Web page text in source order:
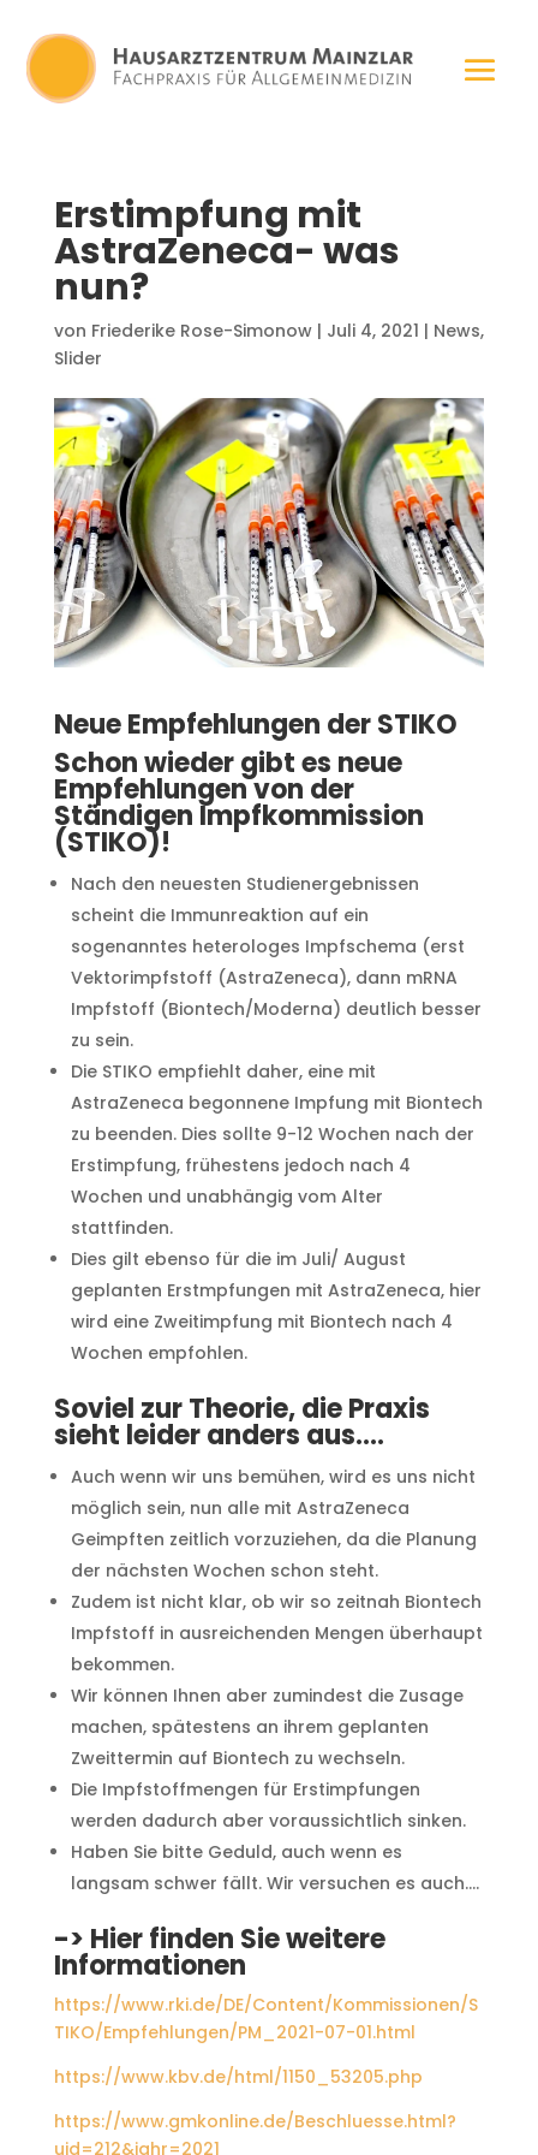
Erstimpfung mit
AstraZeneca- was
nun?
von Friederike Rose-Simonow| Juli 4, 2021 | News,
Slider
Neue Empfehlungen der STIKO
Schon wieder gibt es neue
Empfehlungen von der
Ständigen Impfkommission
(STIKO)!
Nach den neuesten Studienergebnissen
scheint die Immunreaktion auf ein
sogenanntes heterologes Impfschema (erst
Vektorimpfstoff (AstraZeneca), dann mRNA
Impfstoff (Biontech/Moderna) deutlich besser
zu sein.
Die STIKO empfiehlt daher, eine mit
AstraZeneca begonnene Impfung mit Biontech
zu beenden. Dies sollte 9-12 Wochen nach der
Erstimpfung, frühestens jedoch nach 4
Wochen und unabhängig vom Alter
stattfinden.
Dies gilt ebenso für die im Juli/ August
geplanten Erstmpfungen mit AstraZeneca, hier
wird eine Zweitimpfung mit Biontech nach 4
Wochen empfohlen.
Soviel zur Theorie, die Praxis
sieht leider anders aus….
Auch wenn wir uns bemühen, wird es uns nicht
möglich sein, nun alle mit AstraZeneca
Geimpften zeitlich vorzuziehen, da die Planung
der nächsten Wochen schon steht.
Zudem ist nicht klar, ob wir so zeitnah Biontech
Impfstoff in ausreichenden Mengen überhaupt
bekommen.
Wir können Ihnen aber zumindest die Zusage
machen, spätestens an ihrem geplanten
Zweittermin auf Biontech zu wechseln.
Die Impfstoffmengen für Erstimpfungen
werden dadurch aber voraussichtlich sinken.
Haben Sie bitte Geduld, auch wenn es
langsam schwer fällt. Wir versuchen es auch….
-> Hier finden Sie weitere
Informationen
https://www.rki.de/DE/Content/Kommissionen/S
TIKO/Empfehlungen/PM_2021-07-01.html
https://www.kbv.de/html/1150_53205.php
https://www.gmkonline.de/Beschluesse.html?
uid=212&jahr=2021